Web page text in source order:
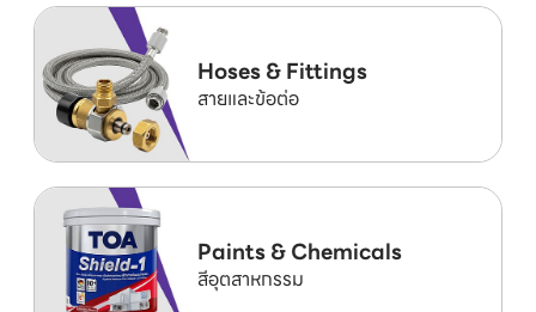
Hoses & Fittings
สายและข้อต่อ
Paints & Chemicals
สีอุตสาหกรรม